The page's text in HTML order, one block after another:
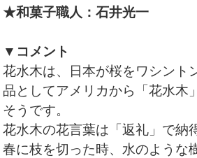
★和菓子職人：石井光一
▼コメント
花水木は、日本が桜をワシント
品としてアメリカから「花水木
そうです。
花水木の花言葉は「返礼」で納
春に枝を切った時、水のような